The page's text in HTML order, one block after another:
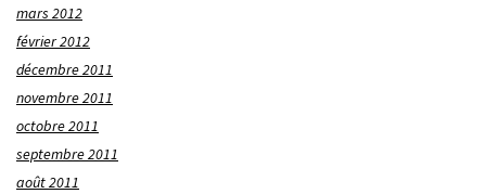
mars 2012
février 2012
décembre 2011
novembre 2011
octobre 2011
septembre 2011
août 2011